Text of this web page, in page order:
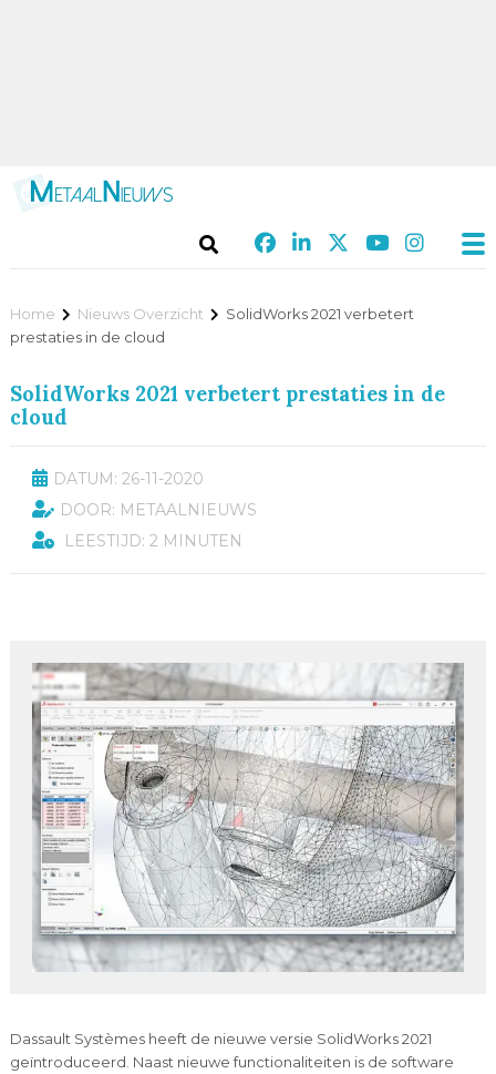
Home Nieuws Overzicht
SolidWorks 2021 verbetert
prestaties in de cloud
SolidWorks 2021 verbetert prestaties in de
cloud
DATUM: 26-11-2020
DOOR: METAALNIEUWS
LEESTIJD: 2 MINUTEN
Dassault Systèmes heeft de nieuwe versie SolidWorks 2021
geïntroduceerd. Naast nieuwe functionaliteiten is de software